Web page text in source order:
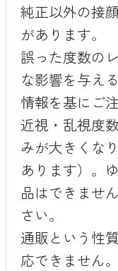
純正以外の接
があります。
誤った度数の
な影響を与え
情報を基にご
近視・乱視度
みが大きくな
あります）。
品はできませ
さい。
通販という性
応できません